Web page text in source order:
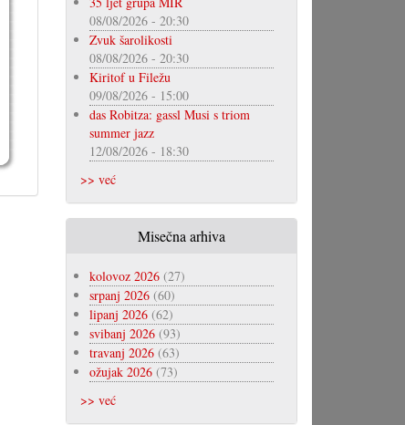
08/08/2026 - 20:30
Zvuk šarolikosti
08/08/2026 - 20:30
Kiritof u Filežu
09/08/2026 - 15:00
das Robitza: gassl Musi s triom
summer jazz
12/08/2026 - 18:30
>> već
Misečna arhiva
kolovoz 2026(27)
srpanj 2026(60)
lipanj 2026(62)
svibanj 2026(93)
travanj 2026(63)
ožujak 2026(73)
>> već